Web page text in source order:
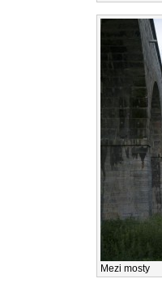
Mezi mosty